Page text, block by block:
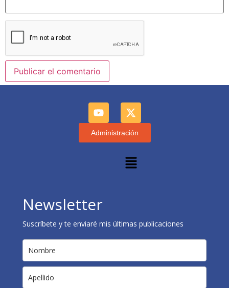
Administración
Newsletter
Suscríbete y te enviaré mis últimas publicaciones